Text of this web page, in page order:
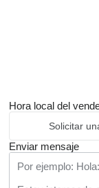
Hora local del
Solicitar
Enviar mensaje